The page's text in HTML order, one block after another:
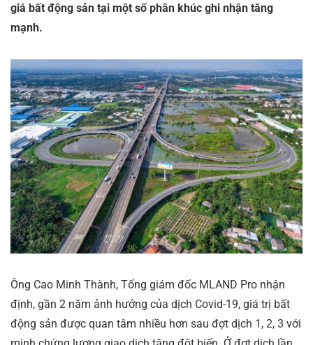
giá bất động sản tại một số phân khúc ghi nhận tăng
mạnh.
Ông Cao Minh Thành, Tổng giám đốc MLAND Pro nhận
định, gần 2 năm ảnh hưởng của dịch Covid-19, giá trị bất
động sản được quan tâm nhiều hơn sau đợt dịch 1, 2, 3 với